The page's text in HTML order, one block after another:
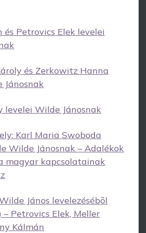
és Petrovics Elek levelei
és Zerkowitz Hanna
Jánosnak
levelei Wilde Jánosnak
Karl Maria Swoboda
Wilde Jánosnak – Adalékok
magyar kapcsolatainak
János levelezésébõl
– Petrovics Elek, Meller
Kálmán